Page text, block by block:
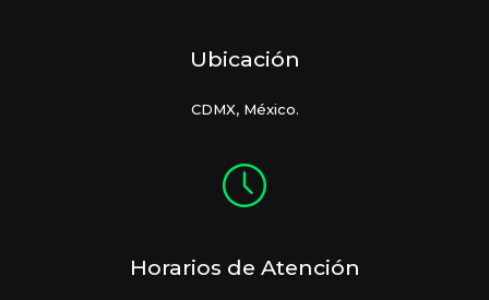
Ubicación
CDMX, México.
Horarios de Atención